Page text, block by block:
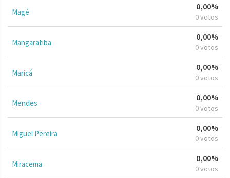
Magé
0,00%
0 votos
Mangaratiba
0,00%
0 votos
Maricá
0,00%
0 votos
Mendes
0,00%
0 votos
Miguel Pereira
0,00%
0 votos
Miracema
0,00%
0 votos